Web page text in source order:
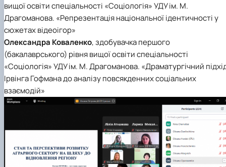
вищої освіти спеціальності «Соціологія» УДУ ім. М.
Драгоманова. «Репрезентація національної ідентичності у
сюжетах відеоігор»
Олександра Коваленко, здобувачка першого
(бакалаврського) рівня вищої освіти спеціальності
«Соціологія» УДУ ім. М. Драгоманова. «Драматургічний
Ірвінга Гофмана до аналізу повсякденних соціальних
взаємодій»